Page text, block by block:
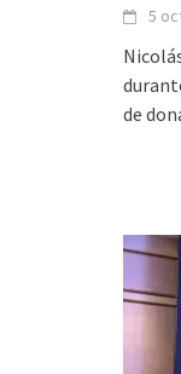
5
de